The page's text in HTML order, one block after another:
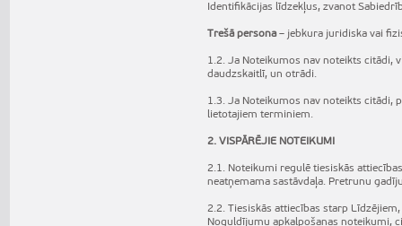
Identifikācijas līdzekļus, zvanot
Trešā persona– jebkura juridiska vai
1.2. Ja Noteikumos nav noteikts citādi,
daudzskaitlī, un otrādi.
1.3. Ja Noteikumos nav noteikts citādi,
lietotajiem terminiem.
2. VISPĀRĒJIE NOTEIKUMI
2.1. Noteikumi regulē tiesiskās
neatņemama sastāvdaļa. Pretrunu
2.2. Tiesiskās attiecības starp
Noguldījumu apkalpošanas noteikumi,